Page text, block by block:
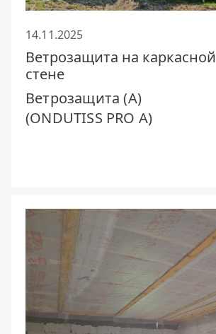
14.11.2025
Ветрозащита на каркасной
стене
Ветрозащита (А)
(ONDUTISS PRO A)